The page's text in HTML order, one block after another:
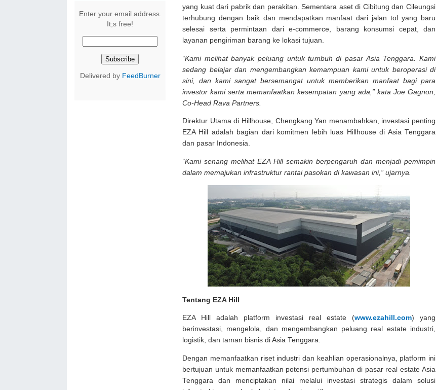
Enter your email address.
It;s free!
Delivered by FeedBurner
yang kuat dari pabrik dan perakitan. Sementara aset di Cibitung dan Cileungsi
terhubung dengan baik dan mendapatkan manfaat dari jalan tol yang baru
selesai serta permintaan dari e-commerce, barang konsumsi cepat, dan
layanan pengiriman barang ke lokasi tujuan.
“Kami melihat banyak peluang untuk tumbuh di pasar Asia Tenggara. Kami
sedang belajar dan mengembangkan kemampuan kami untuk beroperasi di
sini, dan kami sangat bersemangat untuk memberikan manfaat bagi para
investor kami serta memanfaatkan kesempatan yang ada,” kata Joe Gagnon,
Co-Head Rava Partners.
Direktur Utama di Hillhouse, Chengkang Yan menambahkan, investasi penting
EZA Hill adalah bagian dari komitmen lebih luas Hillhouse di Asia Tenggara
dan pasar Indonesia.
“Kami senang melihat EZA Hill semakin berpengaruh dan menjadi pemimpin
dalam memajukan infrastruktur rantai pasokan di kawasan ini,” ujarnya.
Tentang EZA Hill
EZA Hill adalah platform investasi real estate (www.ezahill.com) yang
berinvestasi, mengelola, dan mengembangkan peluang real estate industri,
logistik, dan taman bisnis di Asia Tenggara.
Dengan memanfaatkan riset industri dan keahlian operasionalnya, platform ini
bertujuan untuk memanfaatkan potensi pertumbuhan di pasar real estate Asia
Tenggara dan menciptakan nilai melalui investasi strategis dalam solusi